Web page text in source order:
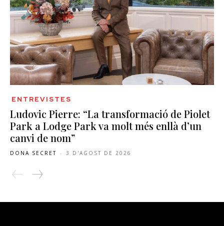
ENTREVISTES
Ludovic Pierre: “La transformació de Piolet
Park a Lodge Park va molt més enllà d’un
canvi de nom”
DONA SECRET - 3 D'AGOST DE 2026